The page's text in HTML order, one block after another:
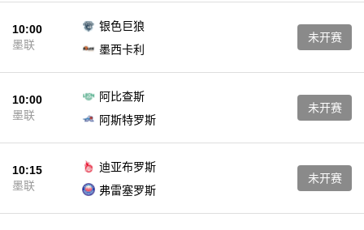
10:00
墨联
银色巨狼
墨西卡利
未开赛
10:00
墨联
阿比查斯
阿斯特罗斯
未开赛
10:15
墨联
迪亚布罗斯
弗雷塞罗斯
未开赛